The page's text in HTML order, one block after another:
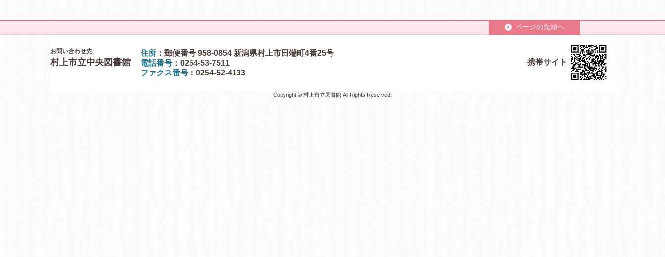
ページの先頭へ
お問い合わせ先
村上市立中央図書館
住所 ：郵便番号 958-0854 新潟県村上市田端町4番25号
電話番号 ：0254-53-7511
ファクス番号 ：0254-52-4133
携帯サイト
Copyright © 村上市立図書館 All Rights Reserved.